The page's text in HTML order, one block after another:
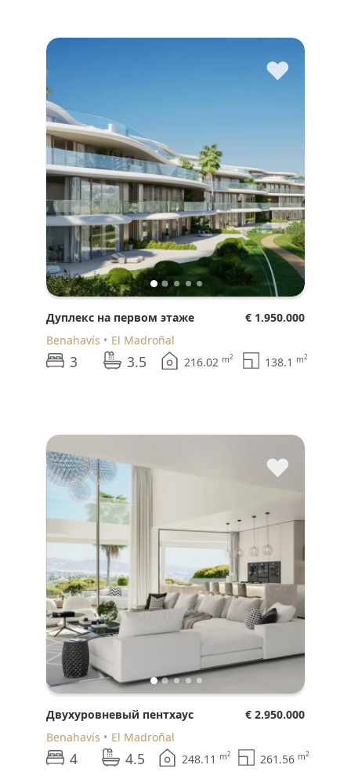
♥
Дуплекс на первом этаже
€ 1.950.000
Benahavís
El Madroñal
3 3.5 216.02 m2 138.1 m2
♥
Двухуровневый пентхаус
€ 2.950.000
Benahavís
El Madroñal
4 4.5 248.11 m2 261.56 m2